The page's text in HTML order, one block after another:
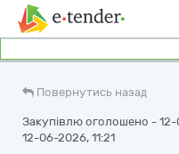
Повернутись назад
Закупівлю оголошено - 12-
12-06-2026, 11:21